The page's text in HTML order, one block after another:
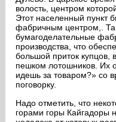
волость, центром
Этот населенный пункт
фабричным центром,.
бумагоделательные
производства, что
большой приток купцов,
пешком лотошников. Их
идешь за товаром?» со
поговорку.
Надо отметить, что
горами горы Кайгадоры